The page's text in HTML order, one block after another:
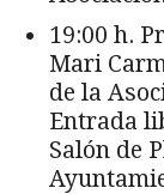
19:00 h.
Mari
de la
Entrada
Salón de